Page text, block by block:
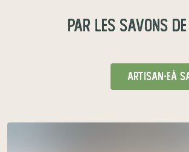
par Les savons
artisan·eà